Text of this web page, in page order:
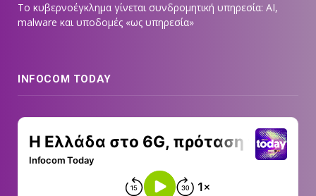
Το κυβερνοέγκλημα γίνεται συνδρομητική υπηρεσία: AI,
malware και υποδομές «ως υπηρεσία»
INFOCOM TODAY